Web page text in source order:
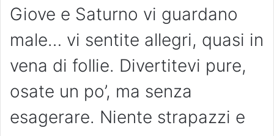
Giove e Saturno vi guardano
male… vi sentite allegri, quasi in
vena di follie. Divertitevi pure,
osate un po’, ma senza
esagerare. Niente strapazzi e